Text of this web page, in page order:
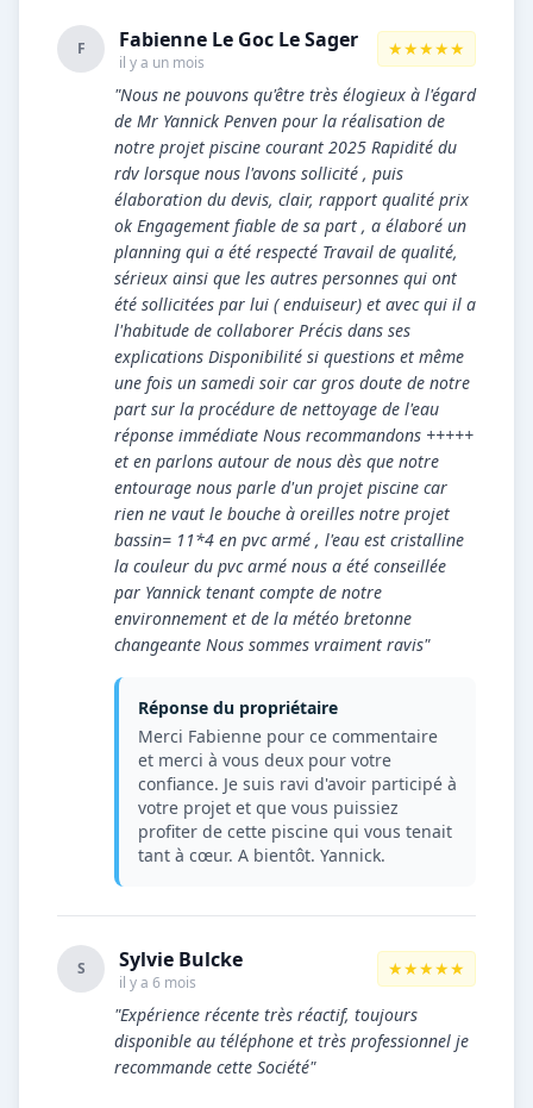
F Fabienne Le Goc Le Sager
il y a un mois
★★★★★
"Nous ne pouvons qu'être très élogieux à l'égard
de Mr Yannick Penven pour la réalisation de
notre projet piscine courant 2025 Rapidité du
rdv lorsque nous l'avons sollicité , puis
élaboration du devis, clair, rapport qualité prix
ok Engagement fiable de sa part , a élaboré un
planning qui a été respecté Travail de qualité,
sérieux ainsi que les autres personnes qui ont
été sollicitées par lui ( enduiseur) et avec qui il a
l'habitude de collaborer Précis dans ses
explications Disponibilité si questions et même
une fois un samedi soir car gros doute de notre
part sur la procédure de nettoyage de l'eau
réponse immédiate Nous recommandons +++++
et en parlons autour de nous dès que notre
entourage nous parle d'un projet piscine car
rien ne vaut le bouche à oreilles notre projet
bassin= 11*4 en pvc armé , l'eau est cristalline
la couleur du pvc armé nous a été conseillée
par Yannick tenant compte de notre
environnement et de la météo bretonne
changeante Nous sommes vraiment ravis"
Réponse du propriétaire
Merci Fabienne pour ce commentaire
et merci à vous deux pour votre
confiance. Je suis ravi d'avoir participé à
votre projet et que vous puissiez
profiter de cette piscine qui vous tenait
tant à cœur. A bientôt. Yannick.
S Sylvie Bulcke
il y a 6 mois
★★★★★
"Expérience récente très réactif, toujours
disponible au téléphone et très professionnel je
recommande cette Société"